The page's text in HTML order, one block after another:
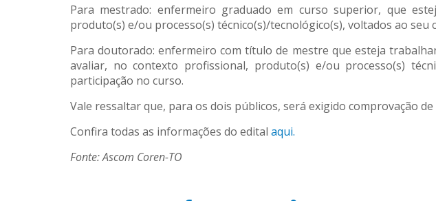
Para mestrado: enfermeiro graduado em curso superior, que
produto(s) e/ou processo(s) técnico(s)/tecnológico(s), voltados ao
Para doutorado: enfermeiro com título de mestre que esteja
avaliar, no contexto profissional, produto(s) e/ou processo(s)
participação no curso.
Vale ressaltar que, para os dois públicos, será exigido comprovação
Confira todas as informações do edital aqui.
Fonte: Ascom Coren-TO